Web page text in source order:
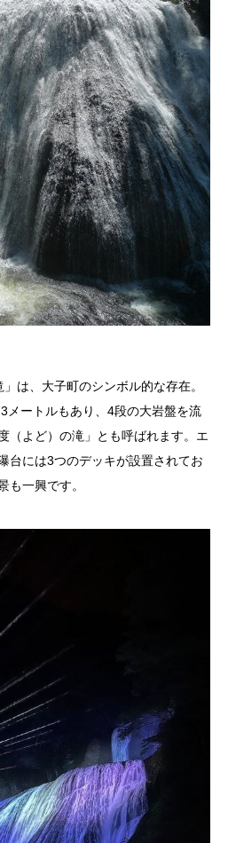
は、大子町のシンボル的な存在。
メートルもあり、4段の大岩盤を流
（よど）の滝」とも呼ばれます。エ
台には3つのデッキが設置されてお
も一興です。